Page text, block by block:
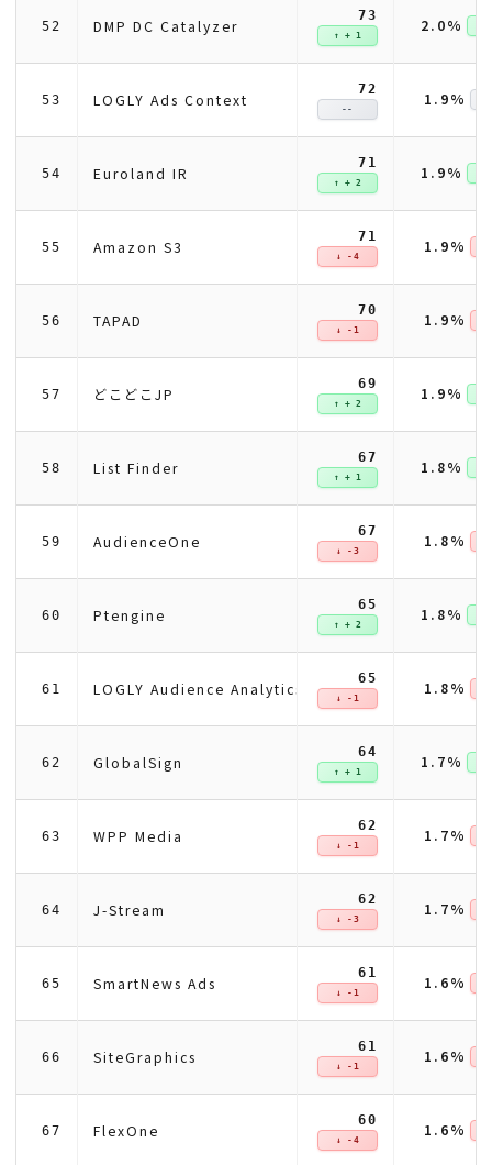
52 DMP DC Catalyzer
73
↑ + 1 2.0%
53 LOGLY Ads Context
72
-- 1.9%
54 Euroland IR
71
↑ + 2 1.9%
55 Amazon S3
71
↓ -4 1.9%
56 TAPAD
70
↓ -1 1.9%
57 どこどこJP
69
↑ + 2 1.9%
58 List Finder
67
↑ + 1 1.8%
59 AudienceOne
67
↓ -3 1.8%
60 Ptengine
65
↑ + 2 1.8%
61 LOGLY Audience Analytics
65
↓ -1 1.8%
62 GlobalSign
64
↑ + 1 1.7%
63 WPP Media
62
↓ -1 1.7%
64 J-Stream
62
↓ -3 1.7%
65 SmartNews Ads
61
↓ -1 1.6%
66 SiteGraphics
61
↓ -1 1.6%
67 FlexOne
60
↓ -4 1.6%